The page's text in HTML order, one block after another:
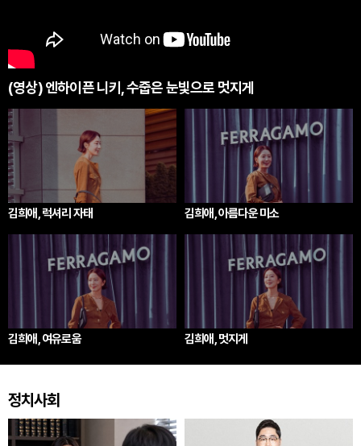
(영상) 엔하이픈 니키, 수줍은 눈빛으로 멋지게
김희애, 럭셔리 자태 김희애, 아름다운 미소
김희애, 여유로움 김희애, 멋지게
정치사회